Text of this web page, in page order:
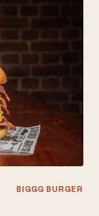
BIGGG BURGER